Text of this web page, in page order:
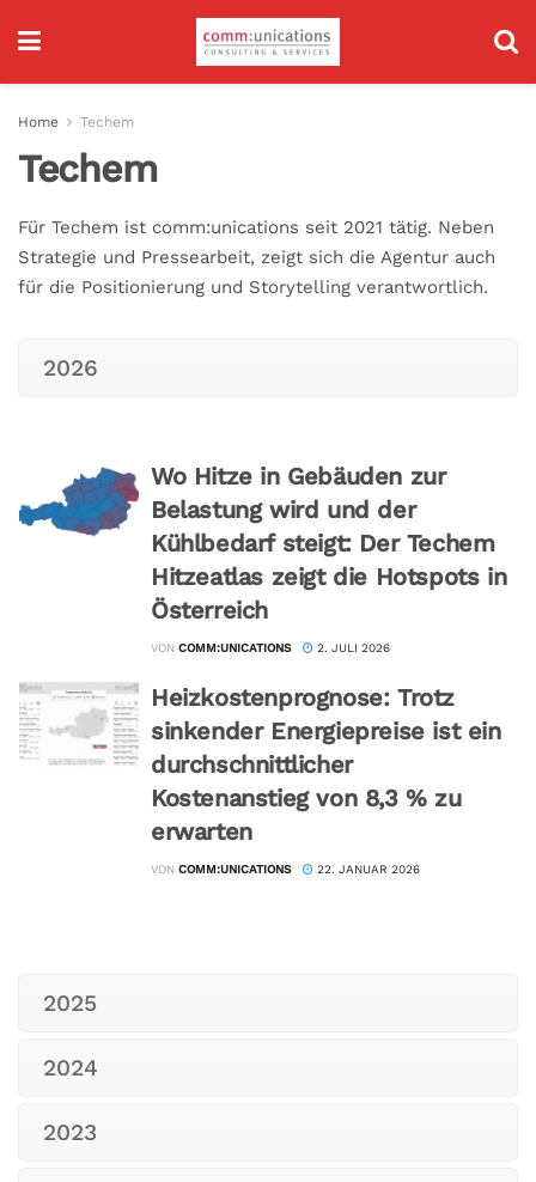
Home Techem
Techem
Für Techem ist comm:unications seit 2021 tätig. Neben
Strategie und Pressearbeit, zeigt sich die Agentur auch
für die Positionierung und Storytelling verantwortlich.
2026
Wo Hitze in Gebäuden zur
Belastung wird und der
Kühlbedarf steigt: Der Techem
Hitzeatlas zeigt die Hotspots in
Österreich
VON COMM:UNICATIONS 2. JULI 2026
Heizkostenprognose: Trotz
sinkender Energiepreise ist ein
durchschnittlicher
Kostenanstieg von 8,3 % zu
erwarten
VON COMM:UNICATIONS 22. JANUAR 2026
2025
2024
2023